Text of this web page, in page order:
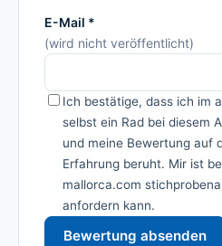
E-Mail *
(wird nicht veröffentlicht)
Ich bestätige, dass ich im
selbst ein Rad bei diesem
und meine Bewertung auf
Erfahrung beruht. Mir ist
mallorca.com
anfordern kann.
Bewertung absenden